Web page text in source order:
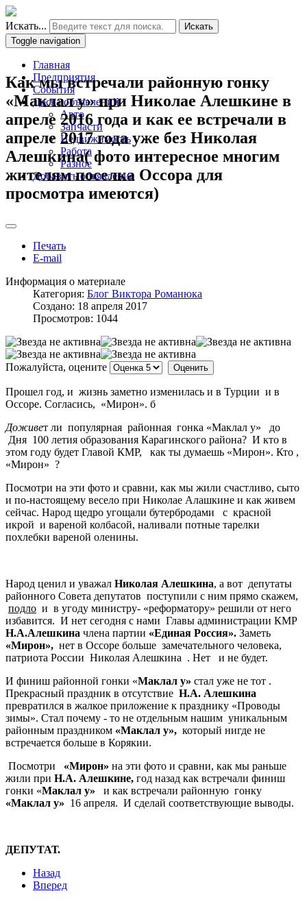
Искать...
Искать
Toggle navigation
Главная
Предприятия
События
Доска объявлений
Авто
Запчасти
Недвижимость
Работа
Разное
Добавить объявление
Как мы встречали районную гонку
«Маклал у» при Николае Алешкине в
апреле 2016 года и как ее встречали в
апреле 2017 года уже без Николая
Алешкина( фото интересное многим
жителям поселка Оссора для
просмотра имеются)
Печать
E-mail
Информация о материале
Категория: Блог Виктора Романюка
Создано: 18 апреля 2017
Просмотров: 1044
Пожалуйста, оцените
Прошел год, и жизнь заметно изменилась и в Турции и в
Оссоре. Согласись, «Мирон». б
Доживет ли популярная районная гонка «Маклал у» до
Дня 100 летия образования Карагинского района? И кто в
этом году будет Главой КМР, как ты думаешь «Мирон». Кто ,
«Мирон» ?
Посмотри на эти фото и сравни, как мы жили счастливо, сыто
и по-настоящему весело при Николае Алашкине и как живем
сейчас. Народ щедро угощали бутербродами с красной
икрой и вареной колбасой, наливали потные тарелки
похлебки вареной оленины.
Народ ценил и уважал Николая Алешкина, а вот депутаты
районного Совета депутатов поступили с ним прямо скажем,
подло и в угоду министру- «реформатору» решили от него
избавится. И нет сегодня с нами Главы администрации КМР
Н.А.Алешкина члена партии «Единая Россия». Заметь
«Мирон», нет в Оссоре больше замечательного человека,
патриота России Николая Алешкина . Нет и не будет.
И финиш районной гонки «Маклал у» стал уже не тот .
Прекрасный праздник в отсутствие Н.А. Алешкина
превратился в жалкое приложение к празднику «Проводы
зимы». Стал почему - то не отдельным нашим уникальным
районным праздником «Маклал у», который нигде не
встречается больше в Корякии.
Посмотри «Мирон» на эти фото и сравни, как мы раньше
жили при Н.А. Алешкине, год назад как встречали финиш
гонки «Маклал у» и как встречали районную гонку
«Маклал у» 16 апреля. И сделай соответствующие выводы.
ДЕПУТАТ.
Назад
Вперед